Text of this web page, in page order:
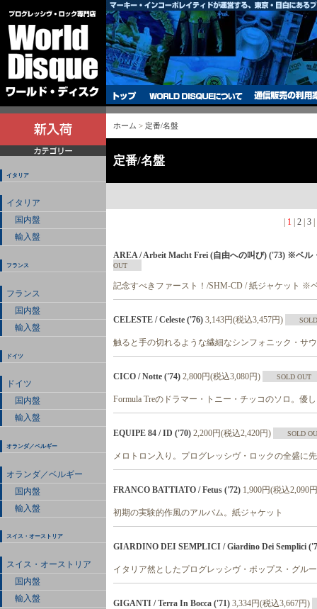
イタリア
イタリア
国内盤
輸入盤
フランス
フランス
国内盤
輸入盤
ドイツ
ドイツ
国内盤
輸入盤
オランダ／ベルギー
オランダ／ベルギー
国内盤
輸入盤
スイス・オーストリア
スイス・オーストリア
国内盤
輸入盤
ホーム > 定番/名盤
定番/名盤
1 2 3
AREA / Arbeit Macht Frei (自由への叫び) ('73) ※ベ
OUT
記念すべきファースト！/SHM-CD / 紙ジャケット
CELESTE / Celeste ('76) 3,143円(税込3,457円)
触ると手の切れるような繊細なシンフォニック・
CICO / Notte ('74) 2,800円(税込3,080円) SOLD OUT
Formula Treのドラマー・トニー・チッコのソロ。優
EQUIPE 84 / ID ('70) 2,200円(税込2,420円) SOLD
メロトロン入り。プログレッシヴ・ロックの全盛に
FRANCO BATTIATO / Fetus ('72) 1,900円(税込2,090
初期の実験的作風のアルバム。紙ジャケット
GIARDINO DEI SEMPLICI / Giardino Dei Semplici
イタリア然としたプログレッシヴ・ポップス・グル
GIGANTI / Terra In Bocca ('71) 3,334円(税込3,667円)